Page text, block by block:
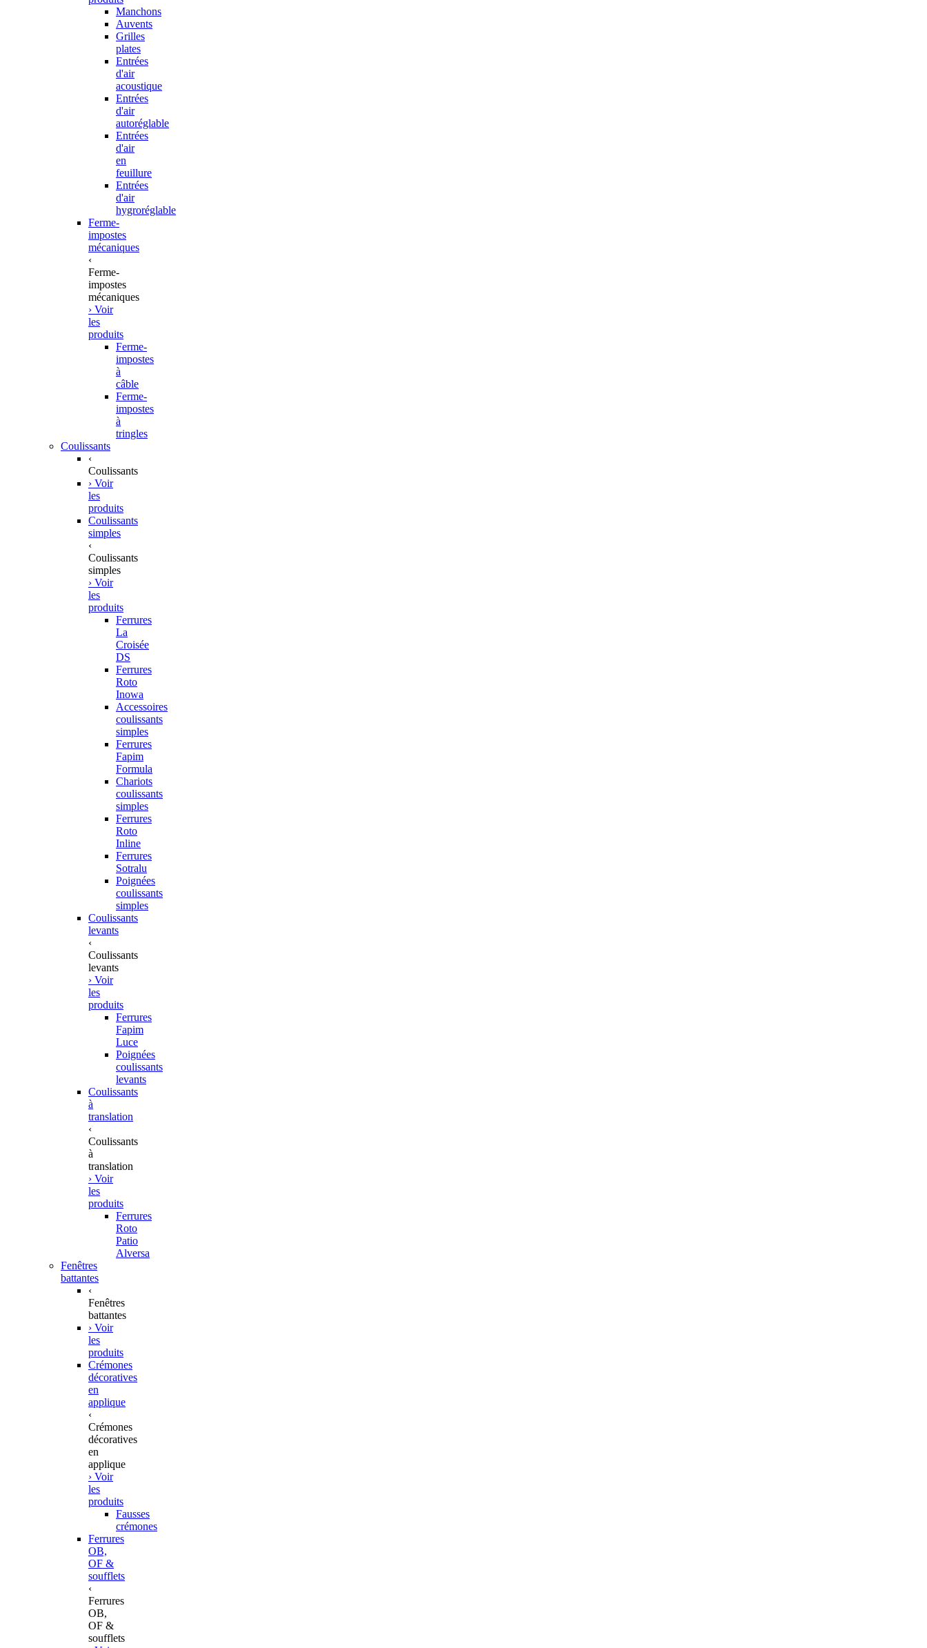
Manchons
Auvents
Grilles
plates
Entrées
d'air
acoustique
Entrées
d'air
autoréglable
Entrées
d'air
en
feuillure
Entrées
d'air
hygroréglable
Ferme-
impostes
mécaniques
‹
Ferme-
impostes
mécaniques
› Voir
les
produits
Ferme-
impostes
à
câble
Ferme-
impostes
à
tringles
Coulissants
‹
Coulissants
› Voir
les
produits
Coulissants
simples
‹
Coulissants
simples
› Voir
les
produits
Ferrures
La
Croisée
DS
Ferrures
Roto
Inowa
Accessoires
coulissants
simples
Ferrures
Fapim
Formula
Chariots
coulissants
simples
Ferrures
Roto
Inline
Ferrures
Sotralu
Poignées
coulissants
simples
Coulissants
levants
‹
Coulissants
levants
› Voir
les
produits
Ferrures
Fapim
Luce
Poignées
coulissants
levants
Coulissants
à
translation
‹
Coulissants
à
translation
› Voir
les
produits
Ferrures
Roto
Patio
Alversa
Fenêtres
battantes
‹
Fenêtres
battantes
› Voir
les
produits
Crémones
décoratives
en
applique
‹
Crémones
décoratives
en
applique
› Voir
les
produits
Fausses
crémones
Ferrures
OB,
OF &
soufflets
‹
Ferrures
OB,
OF &
soufflets